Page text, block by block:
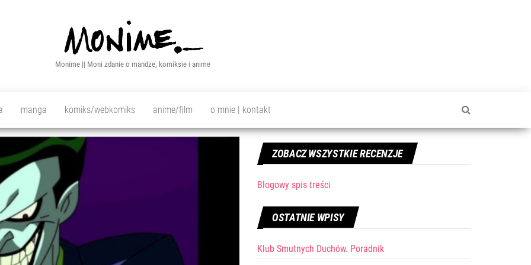
Monime || Moni zdanie o mandze, komiksie i anime
manga komiks/webkomiks anime/film o mnie | kontakt
ZOBACZ WSZYSTKIE RECENZJE
Blogowy spis treści
OSTATNIE WPISY
Klub Smutnych Duchów. Poradnik